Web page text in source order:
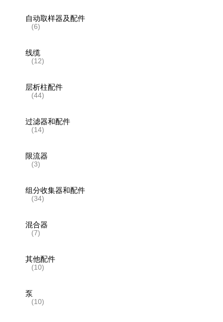
自动取样器及配件
(6)
线缆
(12)
层析柱配件
(44)
过滤器和配件
(14)
限流器
(3)
组分收集器和配件
(34)
混合器
(7)
其他配件
(10)
泵
(10)